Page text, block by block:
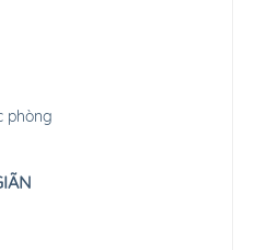
phòng